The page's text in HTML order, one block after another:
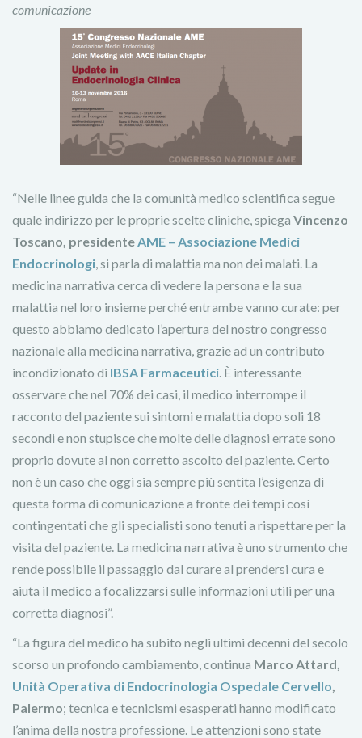
comunicazione
“Nelle linee guida che la comunità medico scientifica segue
quale indirizzo per le proprie scelte cliniche, spiega Vincenzo
Toscano, presidenteAME – Associazione Medici
Endocrinologi, si parla di malattia ma non dei malati. La
medicina narrativa cerca di vedere la persona e la sua
malattia nel loro insieme perché entrambe vanno curate: per
questo abbiamo dedicato l’apertura del nostro congresso
nazionale alla medicina narrativa, grazie ad un contributo
incondizionato di IBSA Farmaceutici. È interessante
osservare che nel 70% dei casi, il medico interrompe il
racconto del paziente sui sintomi e malattia dopo soli 18
secondi e non stupisce che molte delle diagnosi errate sono
proprio dovute al non corretto ascolto del paziente. Certo
non è un caso che oggi sia sempre più sentita l’esigenza di
questa forma di comunicazione a fronte dei tempi così
contingentati che gli specialisti sono tenuti a rispettare per la
visita del paziente. La medicina narrativa è uno strumento che
rende possibile il passaggio dal curare al prendersi cura e
aiuta il medico a focalizzarsi sulle informazioni utili per una
corretta diagnosi”.
“La figura del medico ha subito negli ultimi decenni del secolo
scorso un profondo cambiamento, continua Marco Attard,
Unità Operativa di Endocrinologia Ospedale Cervello,
Palermo; tecnica e tecnicismi esasperati hanno modificato
l’anima della nostra professione. Le attenzioni sono state